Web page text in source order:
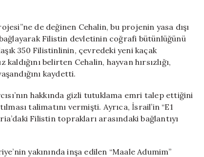
de değinen Cehalin, bu projenin yasa dışı
Filistin devletinin coğrafi bütünlüğünü
350 Filistinlinin, çevredeki yeni kaçak
belirten Cehalin, hayvan hırsızlığı,
kaydetti.
hakkında gizli tutuklama emri talep ettiğini
talimatını vermişti. Ayrıca, İsrail’in “E1
Filistin toprakları arasındaki bağlantıyı
yakınında inşa edilen “Maale Adumim”